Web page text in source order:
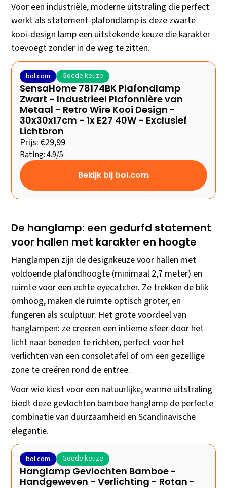
Voor een industriële, moderne uitstraling die perfect
werkt als statement-plafondlamp is deze zwarte
kooi-design lamp een uitstekende keuze die karakter
toevoegt zonder in de weg te zitten.
bol.com Goede keuze
SensaHome 78174BK Plafondlamp
Zwart - Industrieel Plafonnière van
Metaal - Retro Wire Kooi Design -
30x30x17cm - 1x E27 40W - Exclusief
Lichtbron
Prijs: €29,99
Rating: 4.9/5
Bekijk bij bol.com
De hanglamp: een gedurfd statement
voor hallen met karakter en hoogte
Hanglampen zijn de designkeuze voor hallen met
voldoende plafondhoogte (minimaal 2,7 meter) en
ruimte voor een echte eyecatcher. Ze trekken de blik
omhoog, maken de ruimte optisch groter, en
fungeren als sculptuur. Het grote voordeel van
hanglampen: ze creëren een intieme sfeer door het
licht naar beneden te richten, perfect voor het
verlichten van een consoletafel of om een gezellige
zone te creëren rond de entree.
Voor wie kiest voor een natuurlijke, warme uitstraling
biedt deze gevlochten bamboe hanglamp de perfecte
combinatie van duurzaamheid en Scandinavische
elegantie.
bol.com Goede keuze
Hanglamp Gevlochten Bamboe -
Handgeweven - Verlichting - Rotan -